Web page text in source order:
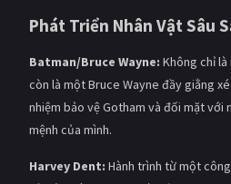
Phát Triển Nhân Vật Sâu
Batman/Bruce Wayne: Không chỉ
còn là một Bruce Wayne đầy giằng
nhiệm bảo vệ Gotham và đối mặt với
mệnh của mình.
Harvey Dent: Hành trình từ một